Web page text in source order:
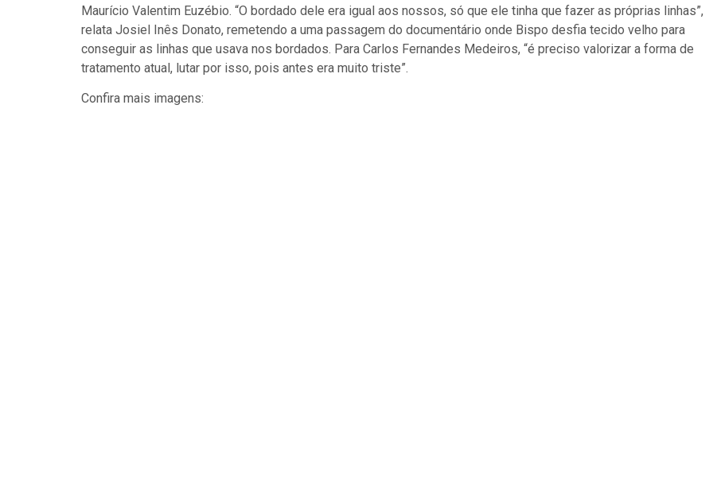
Maurício Valentim Euzébio. “O bordado dele era igual aos nossos, só que ele tinha que fazer as próprias linhas”,
relata Josiel Inês Donato, remetendo a uma passagem do documentário onde Bispo desfia tecido velho para
conseguir as linhas que usava nos bordados. Para Carlos Fernandes Medeiros, “é preciso valorizar a forma de
tratamento atual, lutar por isso, pois antes era muito triste”.
Confira mais imagens: